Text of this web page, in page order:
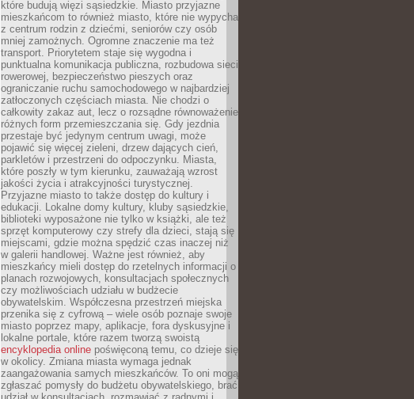
które budują więzi sąsiedzkie. Miasto przyjazne
mieszkańcom to również miasto, które nie wypycha
z centrum rodzin z dziećmi, seniorów czy osób
mniej zamożnych. Ogromne znaczenie ma też
transport. Priorytetem staje się wygodna i
punktualna komunikacja publiczna, rozbudowa sieci
rowerowej, bezpieczeństwo pieszych oraz
ograniczanie ruchu samochodowego w najbardziej
zatłoczonych częściach miasta. Nie chodzi o
całkowity zakaz aut, lecz o rozsądne równoważenie
różnych form przemieszczania się. Gdy jezdnia
przestaje być jedynym centrum uwagi, może
pojawić się więcej zieleni, drzew dających cień,
parkletów i przestrzeni do odpoczynku. Miasta,
które poszły w tym kierunku, zauważają wzrost
jakości życia i atrakcyjności turystycznej.
Przyjazne miasto to także dostęp do kultury i
edukacji. Lokalne domy kultury, kluby sąsiedzkie,
biblioteki wyposażone nie tylko w książki, ale też
sprzęt komputerowy czy strefy dla dzieci, stają się
miejscami, gdzie można spędzić czas inaczej niż
w galerii handlowej. Ważne jest również, aby
mieszkańcy mieli dostęp do rzetelnych informacji o
planach rozwojowych, konsultacjach społecznych
czy możliwościach udziału w budżecie
obywatelskim. Współczesna przestrzeń miejska
przenika się z cyfrową – wiele osób poznaje swoje
miasto poprzez mapy, aplikacje, fora dyskusyjne i
lokalne portale, które razem tworzą swoistą
encyklopedia online poświęconą temu, co dzieje się
w okolicy. Zmiana miasta wymaga jednak
zaangażowania samych mieszkańców. To oni mogą
zgłaszać pomysły do budżetu obywatelskiego, brać